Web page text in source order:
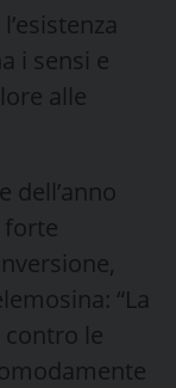
i sensi e
alle
dell’anno
forte
“La
le